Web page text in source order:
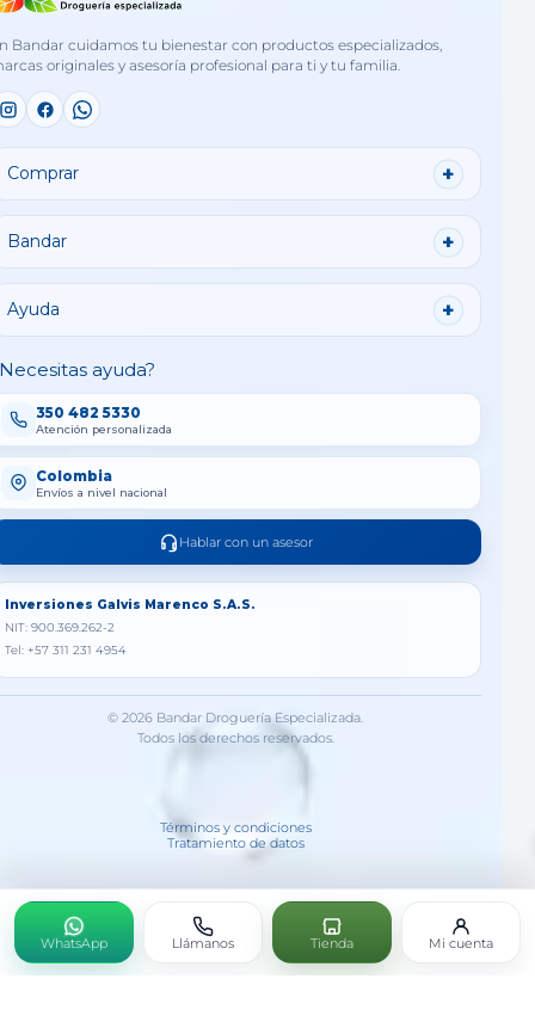
Bandar cuidamos tu bienestar con productos especializados,
originales y asesoría profesional para ti y tu familia.
Comprar
Bandar
Ayuda
ayuda?
350 482 5330
Atención personalizada
Colombia
Envíos a nivel nacional
Hablar con un asesor
Inversiones Galvis Marenco S.A.S.
NIT: 900.369.262-2
Tel: +57 311 231 4954
© 2026 Bandar Droguería Especializada.
Todos los derechos reservados.
Términos y condiciones
Tratamiento de datos
WhatsApp Llámanos Tienda Mi cuenta